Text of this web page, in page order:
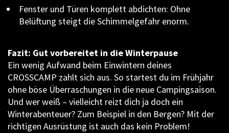
Fenster und Türen komplett abdichten: Ohne
Belüftung steigt die Schimmelgefahr enorm.
Fazit: Gut vorbereitet in die Winterpause
Ein wenig Aufwand beim Einwintern deines
CROSSCAMP zahlt sich aus. So startest du im Frühjahr
ohne böse Überraschungen in die neue Campingsaison.
Und wer weiß – vielleicht reizt dich ja doch ein
Winterabenteuer? Zum Beispiel in den Bergen? Mit der
richtigen Ausrüstung ist auch das kein Problem!